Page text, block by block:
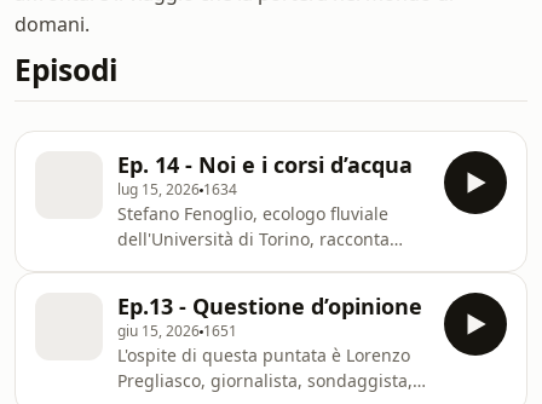
domani.
Episodi
Ep. 14 - Noi e i corsi d’acqua
lug 15, 2026 1634
Stefano Fenoglio, ecologo fluviale
dell'Università di Torino, racconta
d'acqua "mediterranei", con gravi
conseguenze sulla biodiversità e sulle
comunità biologiche adattate a regimi
perenni. Dai rischi legati alla
Ep.13 - Questione d’opinione
giu 15, 2026 1651
L'ospite di questa puntata è Lorenzo
Pregliasco, giornalista, sondaggista,